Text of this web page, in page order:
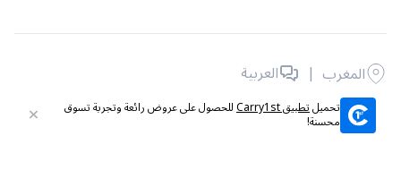
تحميلتطبيق Carry1st للحصول على عروض رائعة وتجربة تسوق
محسنة!
جميع الحقوق محفوظة © 2026 لشركة Carry1st .
المغرب | العربية